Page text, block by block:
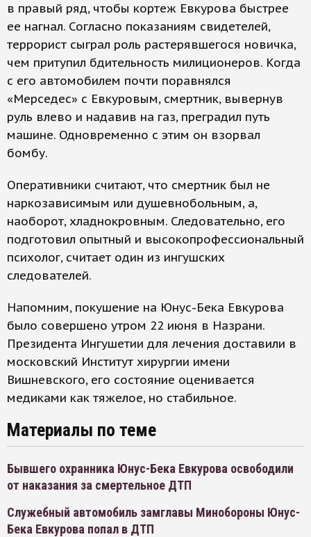
в правый ряд, чтобы кортеж Евкурова быстрее
ее нагнал. Согласно показаниям свидетелей,
террорист сыграл роль растерявшегося новичка,
чем притупил бдительность милиционеров. Когда
с его автомобилем почти поравнялся
«Мерседес» с Евкуровым, смертник, вывернув
руль влево и надавив на газ, преградил путь
машине. Одновременно с этим он взорвал
бомбу.
Оперативники считают, что смертник был не
наркозависимым или душевнобольным, а,
наоборот, хладнокровным. Следовательно, его
подготовил опытный и высокопрофессиональный
психолог, считает один из ингушских
следователей.
Напомним, покушение на Юнус-Бека Евкурова
было совершено утром 22 июня в Назрани.
Президента Ингушетии для лечения доставили в
московский Институт хирургии имени
Вишневского, его состояние оценивается
медиками как тяжелое, но стабильное.
Материалы по теме
Бывшего охранника Юнус-Бека Евкурова освободили
от наказания за смертельное ДТП
Служебный автомобиль замглавы Минобороны Юнус-
Бека Евкурова попал в ДТП